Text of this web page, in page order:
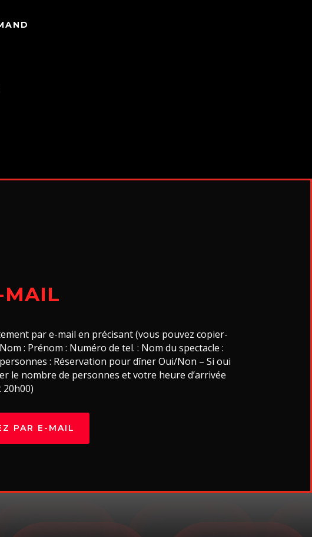
MAIL
par e-mail en précisant (vous pouvez copier-
: Prénom : Numéro de tel. : Nom du spectacle :
: Réservation pour dîner Oui/Non – Si oui
le nombre de personnes et votre heure d’arrivée
PAR E-MAIL